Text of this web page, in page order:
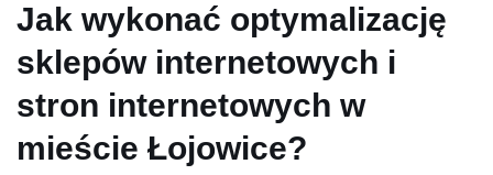
Jak wykonać optymalizację
sklepów internetowych i
stron internetowych w
mieście Łojowice?